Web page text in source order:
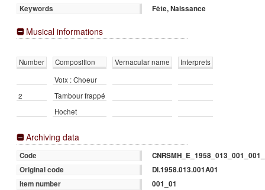
Keywords
Fête, Naissance
Musical informations
Number Composition Vernacular name
Interprets
Voix : Choeur
2
Tambour frappé
Hochet
Archiving data
Code
Original code
DI.1958.013.001A01
Item number
001_01